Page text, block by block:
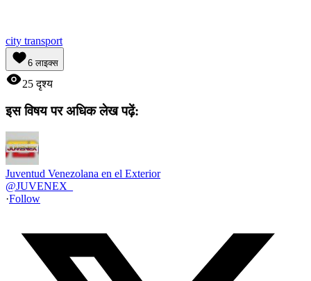
city transport
6 लाइक्स
25 दृश्य
इस विषय पर अधिक लेख पढ़ें:
Juventud Venezolana en el Exterior
@JUVENEX_
·Follow